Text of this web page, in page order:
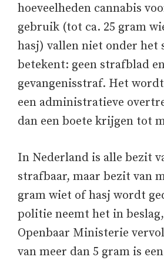
hoeveelheden cannabis
gebruik (tot ca. 25 gram
hasj) vallen niet onder
betekent: geen strafblad
gevangenisstraf. Het
een administratieve
dan een boete krijgen tot
In Nederland is alle bezit
strafbaar, maar bezit van
gram wiet of hasj wordt
politie neemt het in
Openbaar Ministerie
van meer dan 5 gram is